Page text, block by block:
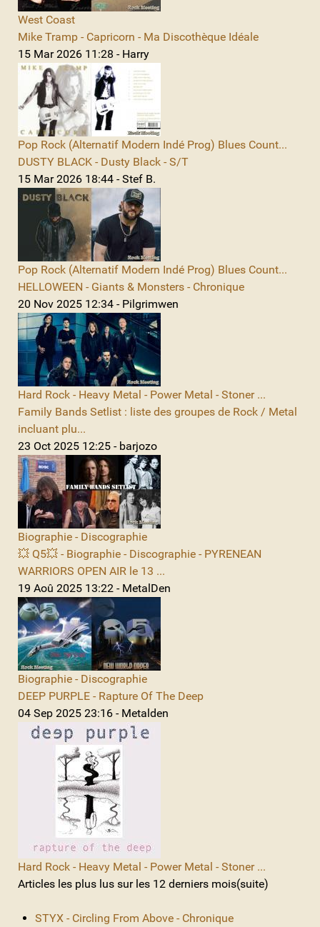
West Coast
Mike Tramp - Capricorn - Ma Discothèque Idéale
15 Mar 2026 11:28 - Harry
Pop Rock (Alternatif Modern Indé Prog) Blues Count...
DUSTY BLACK - Dusty Black - S/T
15 Mar 2026 18:44 - Stef B.
Pop Rock (Alternatif Modern Indé Prog) Blues Count...
HELLOWEEN - Giants & Monsters - Chronique
20 Nov 2025 12:34 - Pilgrimwen
Hard Rock - Heavy Metal - Power Metal - Stoner ...
Family Bands Setlist : liste des groupes de Rock / Metal
incluant plu...
23 Oct 2025 12:25 - barjozo
Biographie - Discographie
💥 Q5💥 - Biographie - Discographie - PYRENEAN
WARRIORS OPEN AIR le 13 ...
19 Aoû 2025 13:22 - MetalDen
Biographie - Discographie
DEEP PURPLE - Rapture Of The Deep
04 Sep 2025 23:16 - Metalden
Hard Rock - Heavy Metal - Power Metal - Stoner ...
Articles les plus lus sur les 12 derniers mois(suite)
STYX - Circling From Above - Chronique